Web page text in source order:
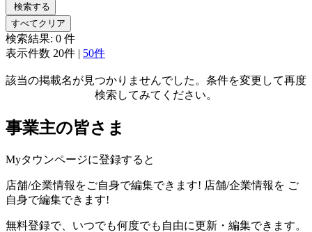
検索する
すべてクリア
検索結果: 0 件
表示件数 20件 | 50件
該当の掲載名が見つかりませんでした。条件を変更して再度
検索してみてください。
事業主の皆さま
Myタウンページに登録すると
店舗/企業情報をご自身で編集できます! 店舗/企業情報を ご
自身で編集できます!
無料登録で、いつでも何度でも自由に更新・編集できます。